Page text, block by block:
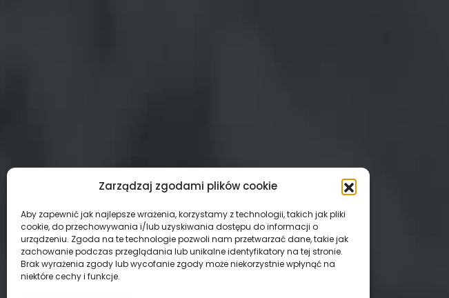
Zarządzaj zgodami plików cookie
Aby zapewnić jak najlepsze wrażenia, korzystamy z technologii, takich jak pliki
cookie, do przechowywania i/lub uzyskiwania dostępu do informacji o
urządzeniu. Zgoda na te technologie pozwoli nam przetwarzać dane, takie jak
zachowanie podczas przeglądania lub unikalne identyfikatory na tej stronie.
Brak wyrażenia zgody lub wycofanie zgody może niekorzystnie wpłynąć na
niektóre cechy i funkcje.